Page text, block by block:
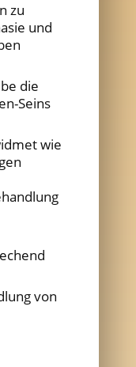
zu
und
die
Seins
wie
von